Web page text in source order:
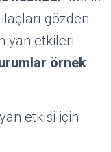
gözden
yan etkileri
örnek
yan etkisi için